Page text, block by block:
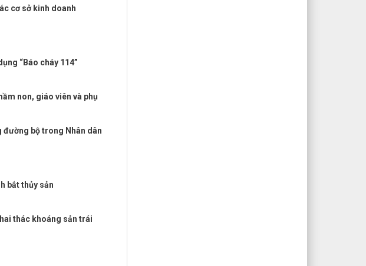
cơ sở kinh doanh
“Báo cháy 114”
non, giáo viên và phụ
đường bộ trong Nhân dân
bắt thủy sản
thác khoáng sản trái